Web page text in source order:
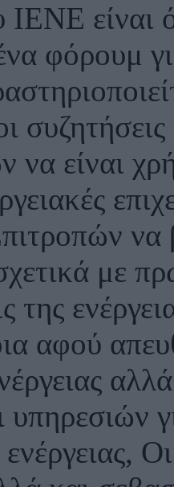
είναι
φόρουμ
να είναι
να
με
της
αφού
υπηρεσιών